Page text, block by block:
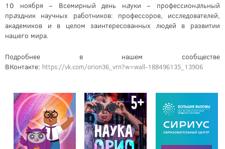
10 ноября – Всемирный день науки – профессиональный
праздник научных работников: профессоров, исследователей,
академиков и в целом заинтересованных людей в развитии
нашего мира.
Подробнее в нашем сообществе
ВКонтакте: https://vk.com/orion36_vrn?w=wall-188496135_13906